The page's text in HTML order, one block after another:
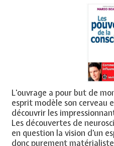
L'ouvrage a pour but de
esprit modèle son cerveau
découvrir les
Les découvertes de
en question la vision d'un
donc purement